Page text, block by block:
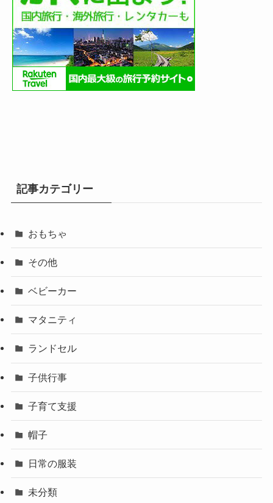
記事カテゴリー
おもちゃ
その他
ベビーカー
マタニティ
ランドセル
子供行事
子育て支援
帽子
日常の服装
未分類